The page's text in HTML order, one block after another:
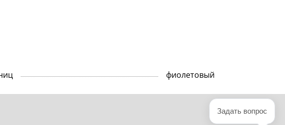
фиолетовый
Задать вопрос